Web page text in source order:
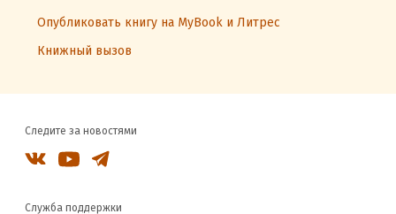
Опубликовать книгу на MyBook и Литрес
Книжный вызов
Следите за новостями
Служба поддержки